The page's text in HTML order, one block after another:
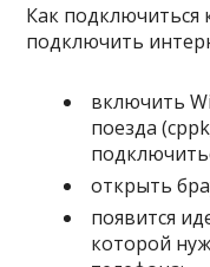
Как подключиться
подключить
включить
поезда
открыть
появится
которой